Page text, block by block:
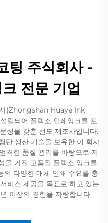
팅 주식회사 -
전문 기업
사(Zhongshan Huaye Ink
립되어 플렉소 인쇄잉크를 포
성을 갖춘 선도 제조사입니다.
단 생산 기술을 보유한 이 회사
격한 품질 관리를 바탕으로 저
을 가진 고품질 플렉소 잉크를
의 다양한 매체 인쇄 수요를 충
비스 제공을 목표로 하고 있는
이상의 경험을 자랑합니다.